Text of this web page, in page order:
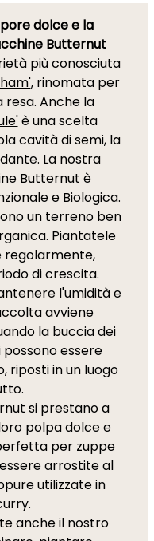
dolce e la
Butternut
più conosciuta
, rinomata per
resa. Anche la
è una scelta
cavità di semi, la
La nostra
Butternut è
e Biologica.
un terreno ben
Piantatele
regolarmente,
di crescita.
l'umidità e
avviene
la buccia dei
essere
riposti in un luogo
si prestano a
polpa dolce e
per zuppe
arrostite al
utilizzate in
anche il nostro